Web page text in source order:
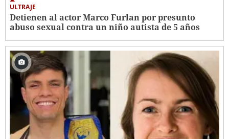
ULTRAJE
Detienen al actor Marco Furlan por presunto
abuso sexual contra un niño autista de 5 años